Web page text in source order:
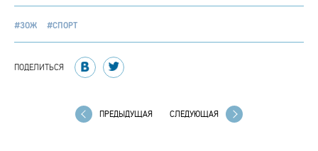
#ЗОЖ #СПОРТ
ПОДЕЛИТЬСЯ
ПРЕДЫДУЩАЯ СЛЕДУЮЩАЯ